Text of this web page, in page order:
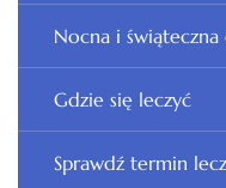
Nocna i
Gdzie się leczyć
Sprawdź termin